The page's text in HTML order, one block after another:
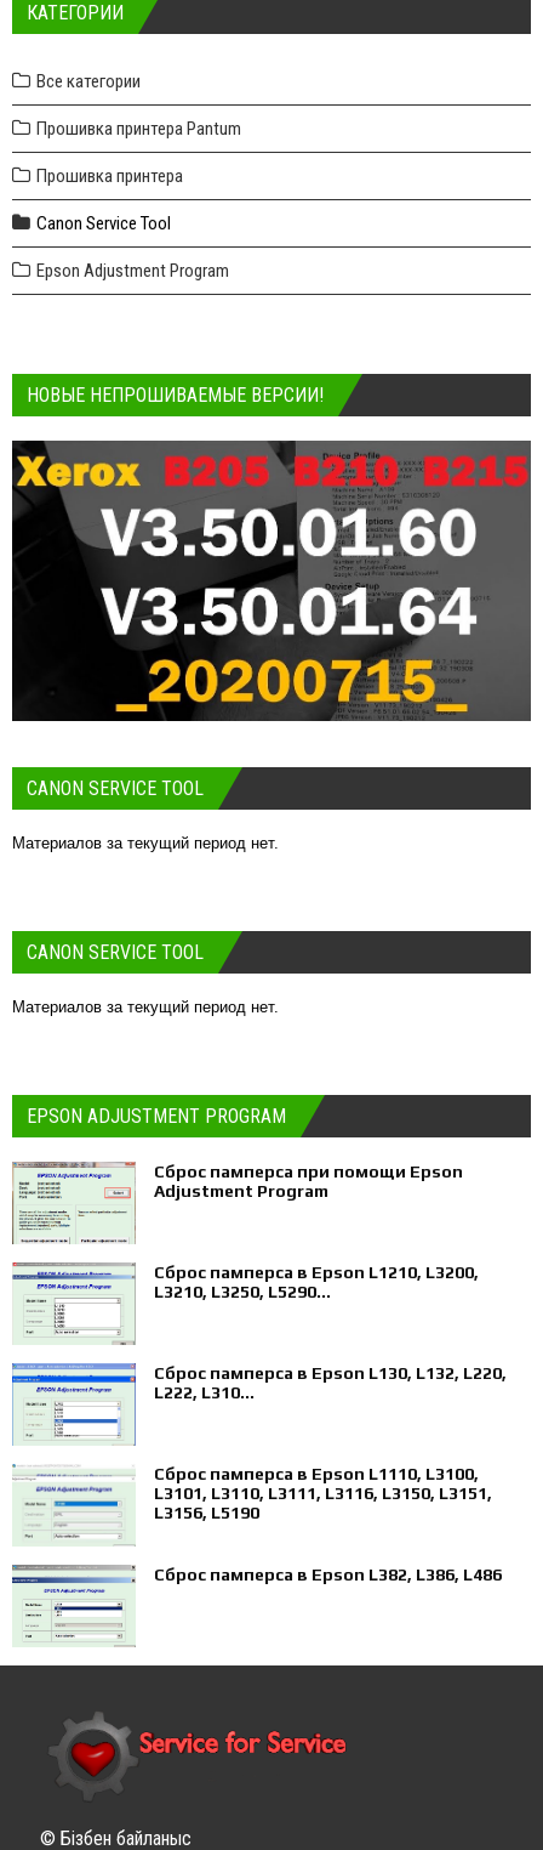
КАТЕГОРИИ
Все категории
Прошивка принтера Pantum
Прошивка принтера
Canon Service Tool
Epson Adjustment Program
НОВЫЕ НЕПРОШИВАЕМЫЕ ВЕРСИИ!
CANON SERVICE TOOL
Материалов за текущий период нет.
CANON SERVICE TOOL
Материалов за текущий период нет.
EPSON ADJUSTMENT PROGRAM
Сброс памперса при помощи Epson
Adjustment Program
Сброс памперса в Epson L1210, L3200,
L3210, L3250, L5290...
Сброс памперса в Epson L130, L132, L220,
L222, L310...
Сброс памперса в Epson L1110, L3100,
L3101, L3110, L3111, L3116, L3150, L3151,
L3156, L5190
Сброс памперса в Epson L382, L386, L486
© Бізбен байланыс